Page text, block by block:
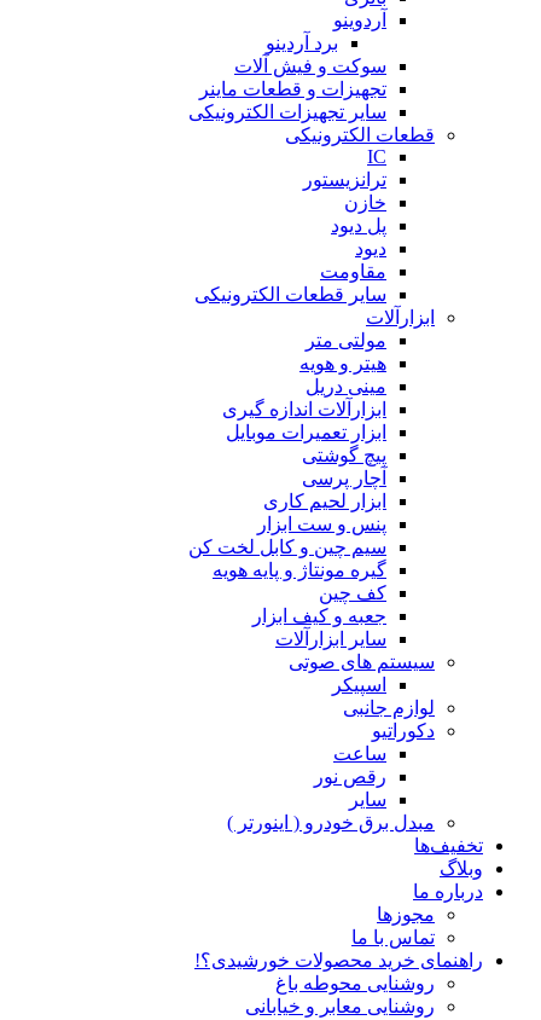
آردوینو
برد آردینو
سوکت و فیش آلات
تجهیزات و قطعات ماینر
سایر تجهیزات الکترونیکی
قطعات الکترونیکی
IC
ترانزیستور
خازن
پل دیود
دیود
مقاومت
سایر قطعات الکترونیکی
ابزارآلات
مولتی متر
هیتر و هویه
مینی دریل
ابزارآلات اندازه گیری
ابزار تعمیرات موبایل
پیچ گوشتی
آچار پرسی
ابزار لحیم کاری
پنس و ست ابزار
سیم چین و کابل لخت کن
گیره مونتاژ و پایه هویه
کف چین
جعبه و کیف ابزار
سایر ابزارآلات
سیستم های صوتی
اسپیکر
لوازم جانبی
دکوراتیو
ساعت
رقص نور
سایر
مبدل برق خودرو ( اینورتر )
تخفیف‌ها
وبلاگ
درباره ما
مجوزها
تماس با ما
راهنمای خرید محصولات خورشیدی؟!
روشنایی محوطه باغ
روشنایی معابر و خیابانی